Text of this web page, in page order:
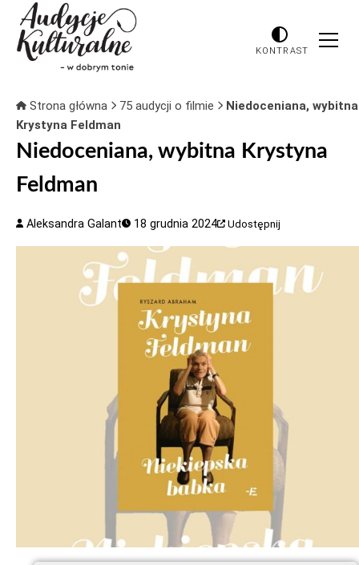
KONTRAST
Strona główna 75 audycji o filmie
Niedoceniana, wybitna
Krystyna Feldman
Niedoceniana, wybitna Krystyna
Feldman
Aleksandra Galant 18 grudnia 2024 Udostępnij